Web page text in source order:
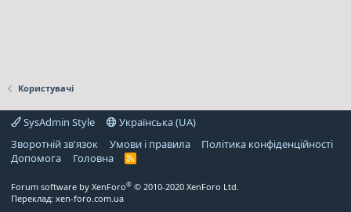
Користувачі
SysAdmin Style
Українська (UA)
Зворотній зв'язок
Умови і правила
Політика конфіденційності
Дoпoмoга
Головна
R
Forum software by XenForo® © 2010-2020 XenForo Ltd.
Переклад: xen-foro.com.ua